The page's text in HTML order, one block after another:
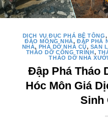
DỊCH VỤ ĐỤC PHÁ BÊ TÔNG
ĐÀO MÓNG NHÀ,ĐẬP PHÁ
NHÀ,PHÁ DỠ NHÀ CŨ,SAN
THÁO DỠ CÔNG TRÌNH,
THÁO DỠ NHÀ
Đập Phá Tháo
Hóc Môn Giá
Sinh